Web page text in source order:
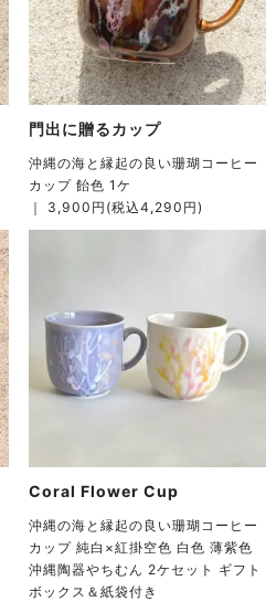
門出に贈るカップ
沖縄の海と縁起の良い珊瑚コーヒー
カップ 飴色 1ケ
｜ 3,900円(税込4,290円)
Coral Flower Cup
沖縄の海と縁起の良い珊瑚コーヒー
カップ 純白×紅掛空色 白色 薄紫色
沖縄陶器やちむん 2ケセット ギフト
ボックス＆紙袋付き